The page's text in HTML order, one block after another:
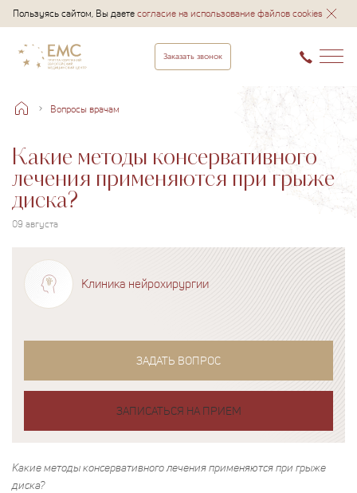
Пользуясь сайтом, Вы даетесогласие на использование файлов cookies
Заказать звонок
Вопросы врачам
Какие методы консервативного
лечения применяются при грыже
диска?
09 августа
Клиника нейрохирургии
ЗАДАТЬ ВОПРОС
ЗАПИСАТЬСЯ НА ПРИЕМ
Какие методы консервативного лечения применяются при грыже
диска?